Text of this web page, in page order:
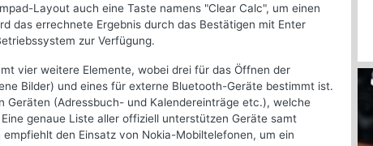
Layout auch eine Taste namens "Clear Calc", um einen
das errechnete Ergebnis durch das Bestätigen mit Enter
zur Verfügung.
vier weitere Elemente, wobei drei für das Öffnen der
Bilder) und eines für externe Bluetooth-Geräte bestimmt ist.
Geräten (Adressbuch- und Kalendereinträge etc.), welche
genaue Liste aller offiziell unterstützen Geräte samt
empfiehlt den Einsatz von Nokia-Mobiltelefonen, um ein